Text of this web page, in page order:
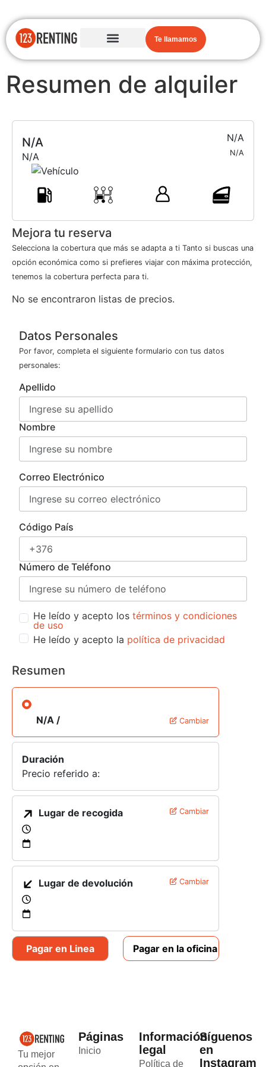
Te llamamos
Resumen de alquiler
N/A
N/A
N/A
N/A
Mejora tu reserva
Selecciona la cobertura que más se adapta a ti Tanto si buscas una
opción económica como si prefieres viajar con máxima protección,
tenemos la cobertura perfecta para ti.
No se encontraron listas de precios.
Datos Personales
Por favor, completa el siguiente formulario con tus datos
personales:
Apellido
Nombre
Correo Electrónico
Código País
Número de Teléfono
He leído y acepto los términos y condiciones
de uso
He leído y acepto la política de privacidad
Resumen
N/A / Cambiar
Duración
Precio referido a:
Lugar de recogida Cambiar
Lugar de devolución Cambiar
Pagar en Linea Pagar en la oficina
Tu mejor
Páginas
Inicio
Información
legal
Política de
Síguenos
en
Instagram